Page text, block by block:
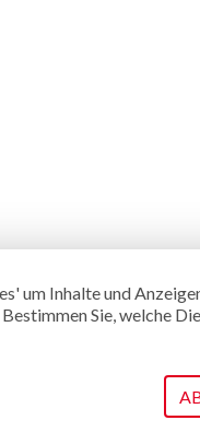
um Inhalte und
Sie, welche